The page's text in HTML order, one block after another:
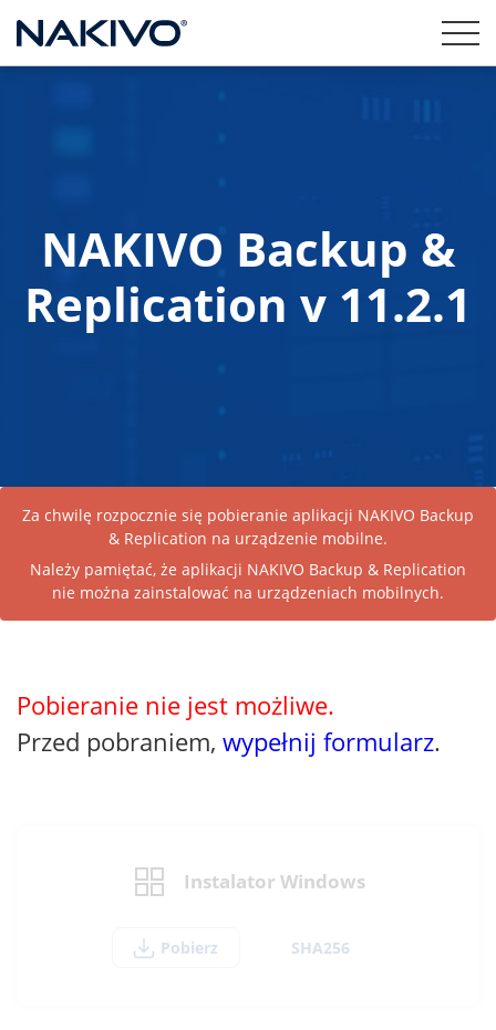
NAKIVO Backup &
Replication v 11.2.1
Za chwilę rozpocznie się pobieranie aplikacji NAKIVO Backup
& Replication na urządzenie mobilne.
Należy pamiętać, że aplikacji NAKIVO Backup & Replication
nie można zainstalować na urządzeniach mobilnych.
Pobieranie nie jest możliwe.
Przed pobraniem, wypełnij formularz.
Instalator Windows
Pobierz SHA256